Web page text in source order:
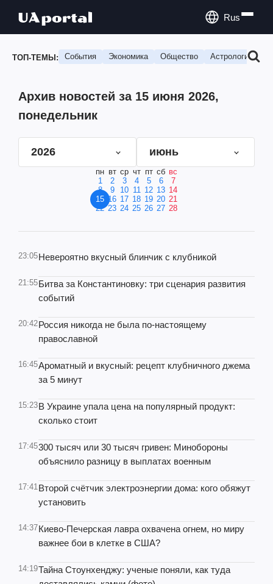
Rus
ТОП-ТЕМЫ: События Экономика Общество Астрология
Архив новостей за 15 июня 2026,
понедельник
2026 июнь
пн вт ср чт пт сб вс
1
2 3 4 5 6
7
8
9 10 11 12 13 14
15 16 17 18 19 20 21
22 23 24 25 26 27 28
23:05Невероятно вкусный блинчик с клубникой
21:55Битва за Константиновку: три сценария развития
событий
20:42Россия никогда не была по-настоящему
православной
16:45Ароматный и вкусный: рецепт клубничного джема
за 5 минут
15:23В Украине упала цена на популярный продукт:
сколько стоит
17:45300 тысяч или 30 тысяч гривен: Минобороны
объяснило разницу в выплатах военным
17:41Второй счётчик электроэнергии дома: кого обяжут
установить
14:37Киево-Печерская лавра охвачена огнем, но миру
важнее бои в клетке в США?
14:19Тайна Стоунхенджу: ученые поняли, как туда